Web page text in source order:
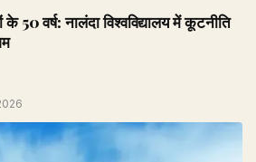
50 वर्ष: नालंदा विश्वविद्यालय में कूटनीति